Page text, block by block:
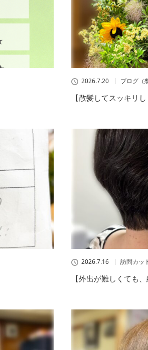
2026.7.20 ブログ（
【散髪してスッキリし
2026.7.16 訪問カッ
【外出が難しくても